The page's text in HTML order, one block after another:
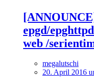
epgd/
web /
megalutschi
20. April 2016